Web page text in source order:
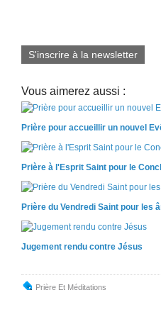
S'inscrire à la newsletter
Vous aimerez aussi :
Prière pour accueillir un nouvel
Prière à l'Esprit Saint pour le
Prière du Vendredi Saint pour les
Jugement rendu contre Jésus
Prière Et Méditations